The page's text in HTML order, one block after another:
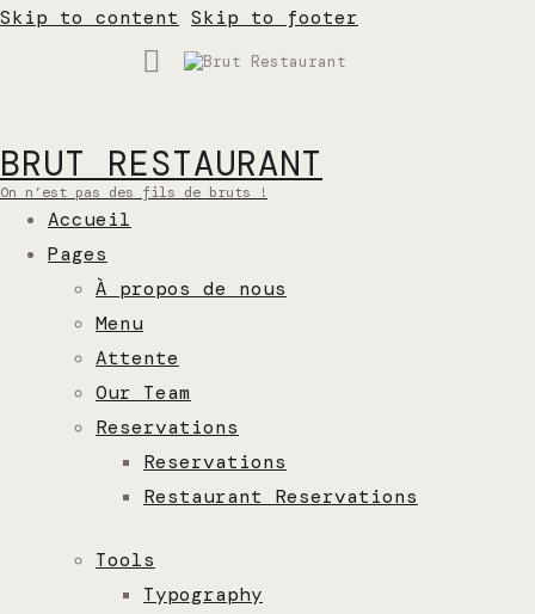
Skip to content Skip to footer
BRUT RESTAURANT
On n’est pas des fils de bruts !
Accueil
Pages
À propos de nous
Menu
Attente
Our Team
Reservations
Reservations
Restaurant Reservations
Tools
Typography